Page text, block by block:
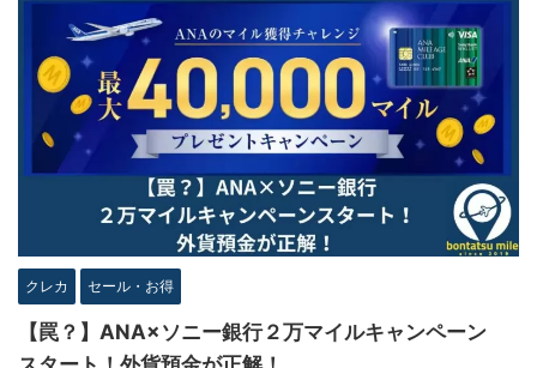
クレカ セール・お得
【罠？】ANA×ソニー銀行２万マイルキャンペーン